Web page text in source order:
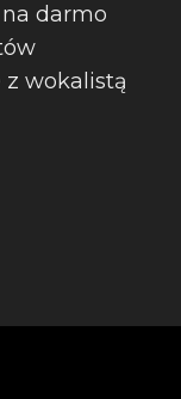
darmo
z wokalistą